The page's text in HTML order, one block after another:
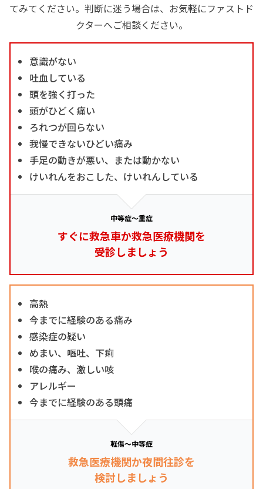
てみてください。判断に迷う場合は、お気軽にファストド
クターへご相談ください。
意識がない
吐血している
頭を強く打った
頭がひどく痛い
ろれつが回らない
我慢できないひどい痛み
手足の動きが悪い、または動かない
けいれんをおこした、けいれんしている
中等症～重症
すぐに救急車か救急医療機関を
受診しましょう
高熱
今までに経験のある痛み
感染症の疑い
めまい、嘔吐、下痢
喉の痛み、激しい咳
アレルギー
今までに経験のある頭痛
軽傷～中等症
救急医療機関か夜間往診を
検討しましょう